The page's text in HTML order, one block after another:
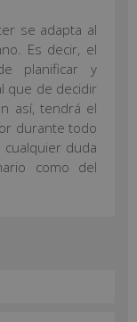
se adapta al
Es decir, el
planificar y
que de decidir
así, tendrá el
durante todo
duda
como del